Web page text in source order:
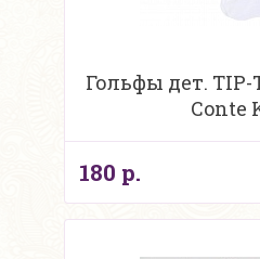
Гольфы дет. TIP-
Conte
180 р.